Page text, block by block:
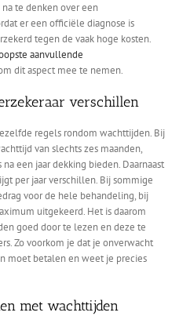
te denken over een
er een officiële diagnose is
tegen de vaak hoge kosten.
aanvullende
dit aspect mee te nemen.
verschillen
regels rondom wachttijden. Bij
van slechts zes maanden,
een jaar dekking bieden. Daarnaast
per jaar verschillen. Bij sommige
voor de hele behandeling, bij
uitgekeerd. Het is daarom
goed door te lezen en deze te
Zo voorkom je dat je onverwacht
moet betalen en weet je precies
met wachttijden